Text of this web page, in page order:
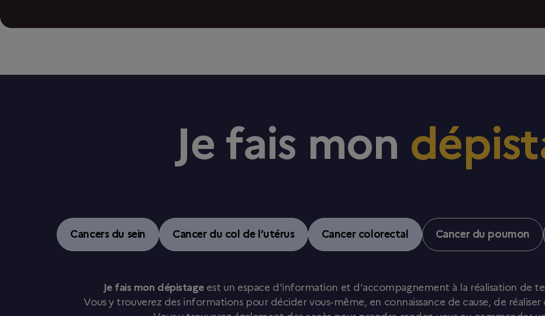
Je fais mon
Cancers du sein Cancer du col de l’utérus Cancer colorectal Cancer du poumon
Je fais mon dépistageest un espace d’information et d’accompagnement à la réalisation de
Vous y trouverez des informations pour décider vous-même, en connaissance de cause, de réaliser